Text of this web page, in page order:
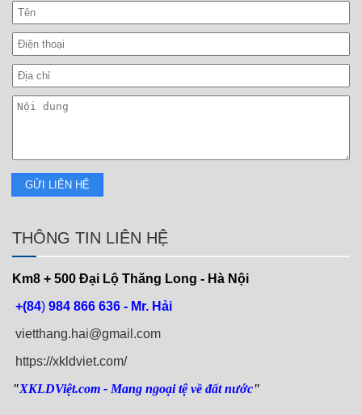
THÔNG TIN LIÊN HỆ
Km8 + 500 Đại Lộ Thăng Long - Hà Nội
+(84) 984 866 636 - Mr. Hải
vietthang.hai@gmail.com
https://xkldviet.com/
"XKLDViệt.com - Mang ngoại tệ về đất nước"